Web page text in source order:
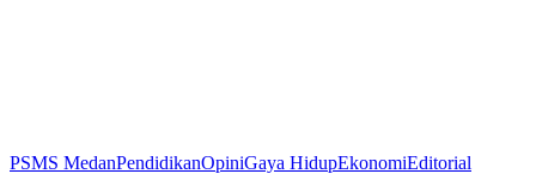
PSMS MedanPendidikanOpiniGaya HidupEkonomiEditorial